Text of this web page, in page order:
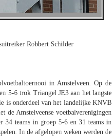
Robbert Schilder
in Amstelveen. Op de
5-6 trok Triangel JE3 aan het langste
is onderdeel van het landelijke KNVB
de Amstelveense voetbalverenigingen
34 teams in groep 5-6 en 31 teams in
In de afgelopen weken werden de